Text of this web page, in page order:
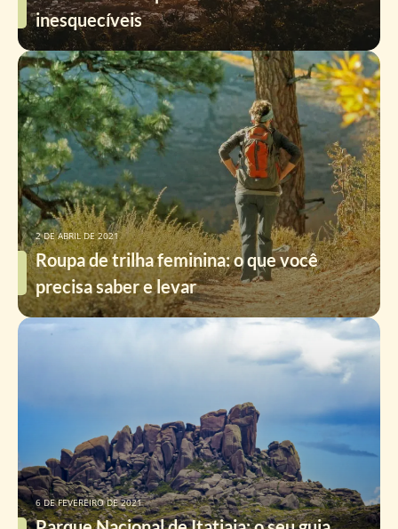
inesquecíveis
Roupa de trilha feminina: o que você
precisa saber e levar
2 DE ABRIL DE 2021
6 DE FEVEREIRO DE 2021